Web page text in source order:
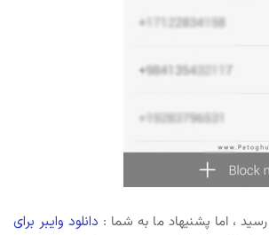
، اما پشنیهاد ما به شما : دانلود وایبر برای